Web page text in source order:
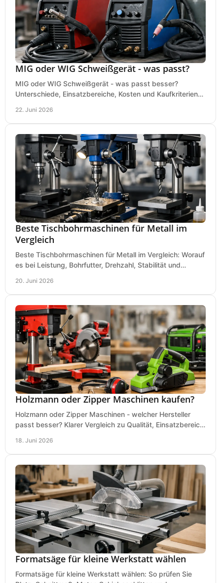
MIG oder WIG Schweißgerät - was passt?
MIG oder WIG Schweißgerät - was passt besser?
Unterschiede, Einsatzbereiche, Kosten und Kaufkriterien
22. Juni 2026
Beste Tischbohrmaschinen für Metall im
Vergleich
Beste Tischbohrmaschinen für Metall im Vergleich: Worauf
es bei Leistung, Bohrfutter, Drehzahl, Stabilität und
20. Juni 2026
Holzmann oder Zipper Maschinen kaufen?
Holzmann oder Zipper Maschinen - welcher Hersteller
passt besser? Klarer Vergleich zu Qualität, Einsatzbereich,
18. Juni 2026
Formatsäge für kleine Werkstatt wählen
Formatsäge für kleine Werkstatt wählen: So prüfen Sie